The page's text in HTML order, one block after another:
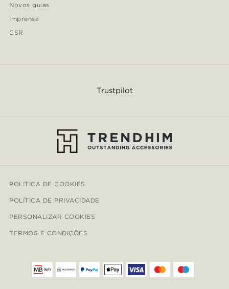
Novos guias
Imprensa
CSR
Trustpilot
POLITICA DE COOKIES
POLÍTICA DE PRIVACIDADE
PERSONALIZAR COOKIES
TERMOS E CONDIÇÕES